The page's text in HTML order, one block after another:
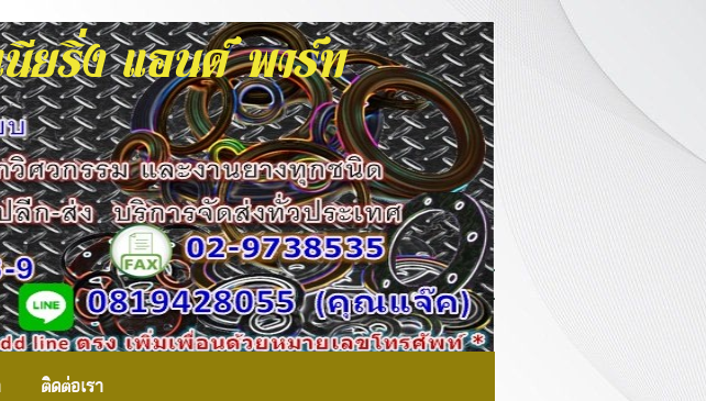
นียริ่ง แอนด์ พาร์ท
ติดต่อเรา